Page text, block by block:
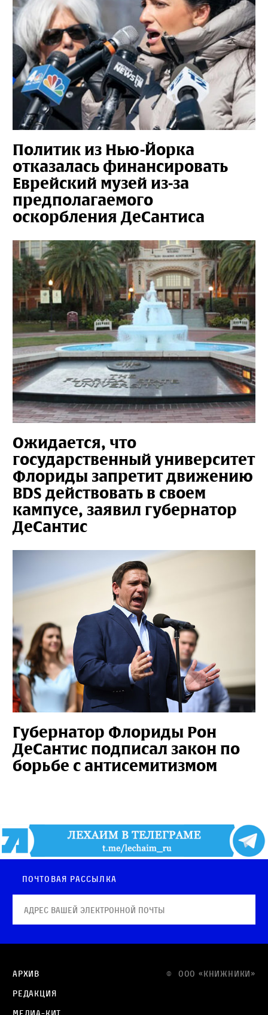
Политик из Нью-Йорка
отказалась финансировать
Еврейский музей из-за
предполагаемого
оскорбления ДеСантиса
Ожидается, что
государственный университет
Флориды запретит движению
BDS действовать в своем
кампусе, заявил губернатор
ДеСантис
Губернатор Флориды Рон
ДеСантис подписал закон по
борьбе с антисемитизмом
Почтовая рассылка
© OOO «КНИЖНИКИ»
Архив
Редакция
Медиа-кит